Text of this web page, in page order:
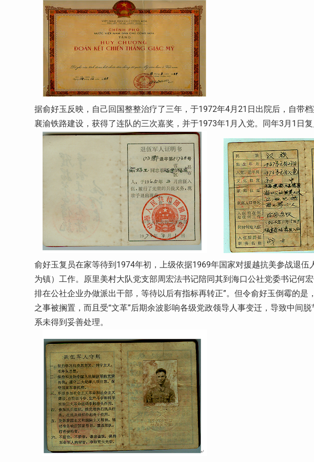
据俞好玉反映，自己回国整整治疗了三年，于1972年4月21日出院后，自带
襄渝铁路建设，获得了连队的三次嘉奖，并于1973年1月入党。同年3月1日
俞好玉复员在家等待到1974年初，上级依据1969年国家对援越抗美参战退
为镇）工作。原里美村大队党支部周宏法书记陪同其到海口公社党委书记何
排在公社企业办做派出干部，等待以后有指标再转正”。但令俞好玉倒霉的是
之事被搁置，而且受“文革”后期余波影响各级党政领导人事变迁，导致中间
系未得到妥善处理。